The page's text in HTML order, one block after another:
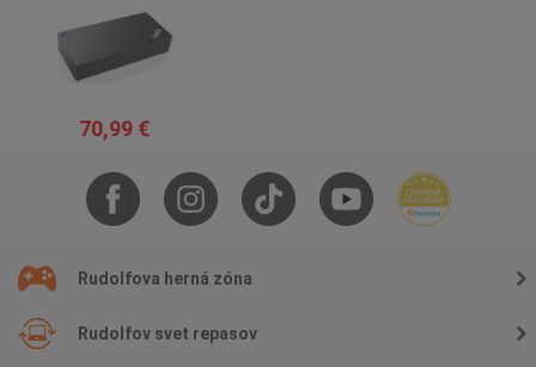
70,99 €
Rudolfova herná zóna
Rudolfov svet repasov